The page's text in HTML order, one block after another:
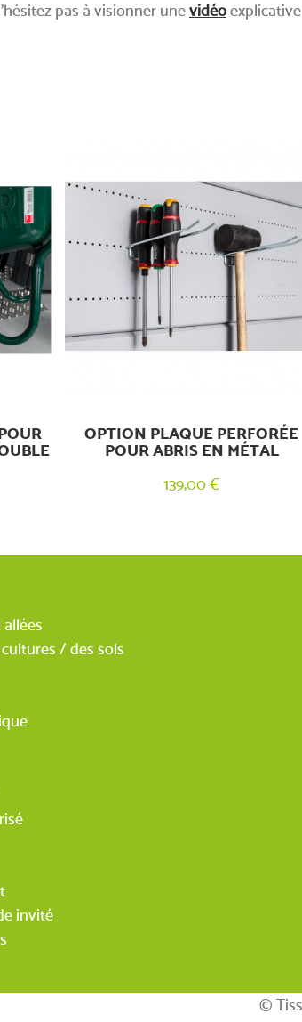
pas à visionner unevidéo
OPTION PLAQUE PERFORÉE
POUR ABRIS EN MÉTAL
139,00 €
/ des sols
invité
©